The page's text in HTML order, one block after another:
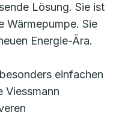
Lösung. Sie ist
Wärmepumpe. Sie
Energie-Ära.
einfachen
Viessmann